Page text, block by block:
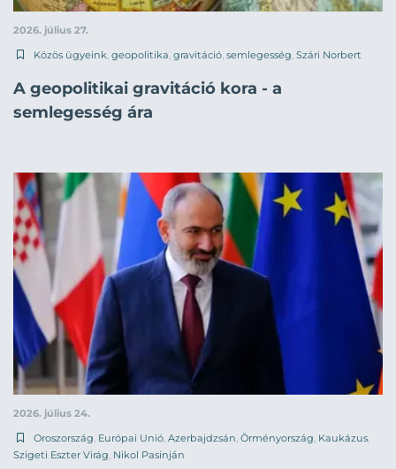
2026. július 27.
Közös ügyeink geopolitika gravitáció semlegesség Szári Norbert
A geopolitikai gravitáció kora - a
semlegesség ára
2026. július 24.
Oroszország, Európai Unió, Azerbajdzsán, Örményország, Kaukázus,
Szigeti Eszter Virág, Nikol Pasinján